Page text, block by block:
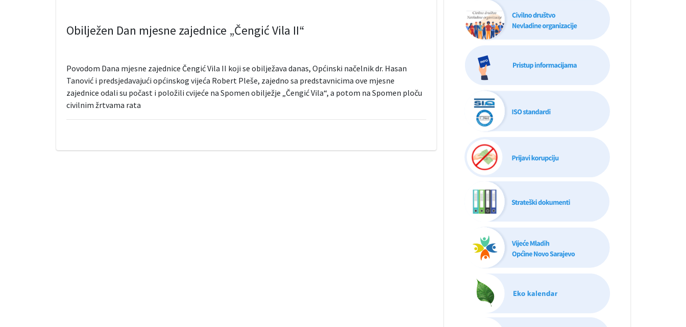
Obilježen Dan mjesne zajednice „Čengić Vila II“
Povodom Dana mjesne zajednice Čengić Vila II koji se obilježava danas, Općinski načelnik dr. Hasan
Tanović i predsjedavajući općinskog vijeća Robert Pleše, zajedno sa predstavnicima ove mjesne
zajednice odali su počast i položili cvijeće na Spomen obilježje „Čengić Vila“, a potom na Spomen ploču
civilnim žrtvama rata